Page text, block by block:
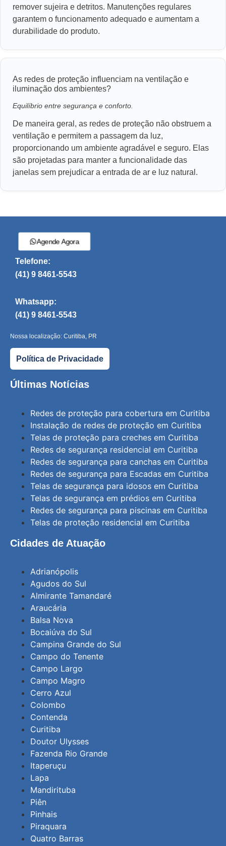
remover sujeira e detritos. Manutenções regulares
garantem o funcionamento adequado e aumentam a
durabilidade do produto.
As redes de proteção influenciam na ventilação e
iluminação dos ambientes?
Equilíbrio entre segurança e conforto.
De maneira geral, as redes de proteção não obstruem a
ventilação e permitem a passagem da luz,
proporcionando um ambiente agradável e seguro. Elas
são projetadas para manter a funcionalidade das
janelas sem prejudicar a entrada de ar e luz natural.
Agende Agora
Telefone:
(41) 9 8461-5543
Whatsapp:
(41) 9 8461-5543
Nossa localização: Curitiba, PR
Política de Privacidade
Últimas Notícias
Redes de proteção para cobertura em Curitiba
Instalação de redes de proteção em Curitiba
Telas de proteção para creches em Curitiba
Redes de segurança residencial em Curitiba
Redes de segurança para canchas em Curitiba
Redes de segurança para Escadas em Curitiba
Telas de segurança para idosos em Curitiba
Telas de segurança em prédios em Curitiba
Redes de segurança para piscinas em Curitiba
Telas de proteção residencial em Curitiba
Cidades de Atuação
Adrianópolis
Agudos do Sul
Almirante Tamandaré
Araucária
Balsa Nova
Bocaiúva do Sul
Campina Grande do Sul
Campo do Tenente
Campo Largo
Campo Magro
Cerro Azul
Colombo
Contenda
Curitiba
Doutor Ulysses
Fazenda Rio Grande
Itaperuçu
Lapa
Mandirituba
Piên
Pinhais
Piraquara
Quatro Barras